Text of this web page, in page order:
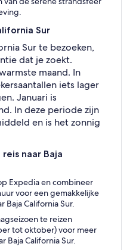
Sur
Sur te bezoeken,
dat je zoekt.
maand. In
iets lager
Januari is
In deze periode zijn
en is het zonnig
naar Baja
Expedia en combineer
voor een gemakkelijke
Baja California Sur.
te reizen
tot oktober) voor meer
Baja California Sur.